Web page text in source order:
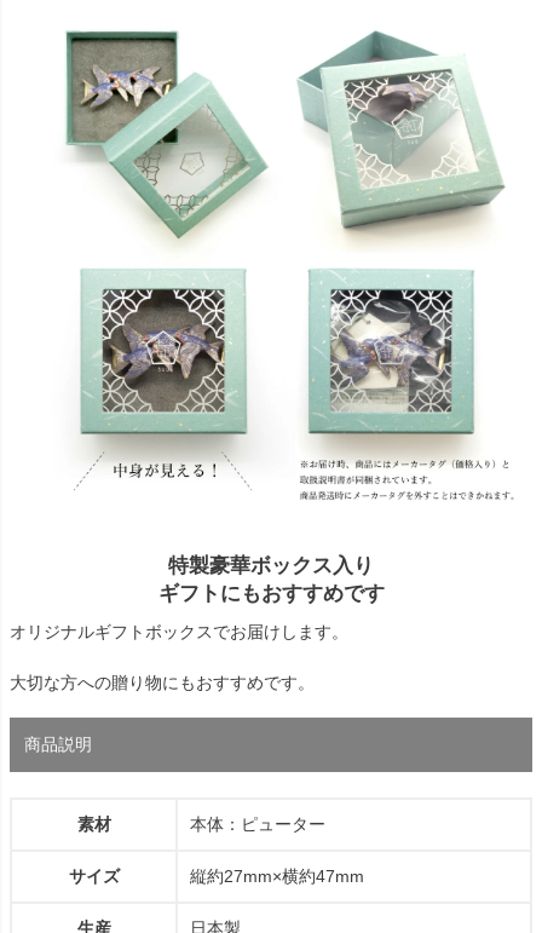
特製豪華ボックス入り
ギフトにもおすすめです
オリジナルギフトボックスでお届けします。
大切な方への贈り物にもおすすめです。
商品説明
素材 本体：ピューター
サイズ 縦約27mm×横約47mm
生産 日本製